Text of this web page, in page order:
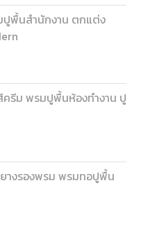
พื้นสำนักงาน ตกแต่ง
รีม พรมปูพื้นห้องทำงาน ปู
งรองพรม พรมทอปูพื้น